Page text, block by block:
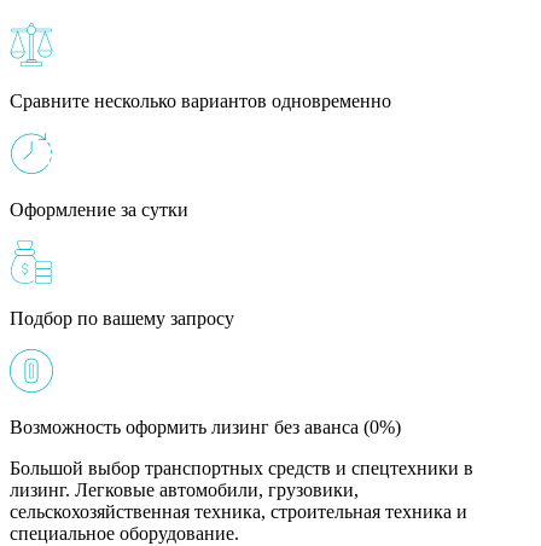
Сравните несколько вариантов одновременно
Оформление за сутки
Подбор по вашему запросу
Возможность оформить лизинг без аванса (0%)
Большой выбор транспортных средств и спецтехники в
лизинг. Легковые автомобили, грузовики,
сельскохозяйственная техника, строительная техника и
специальное оборудование.